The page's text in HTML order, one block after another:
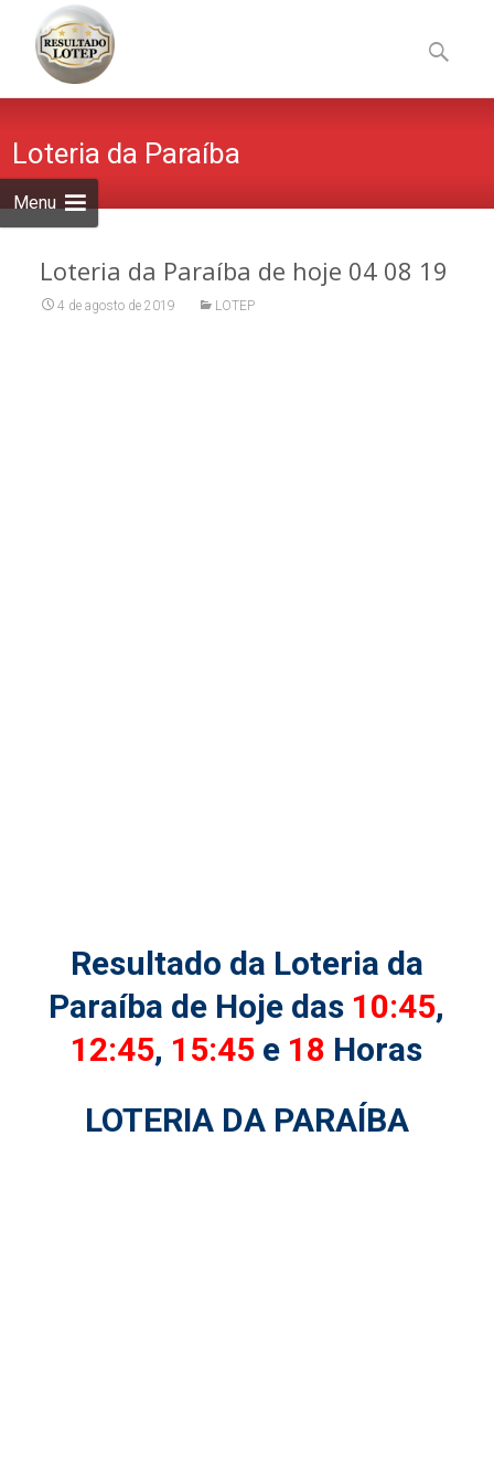
Menu
to
content
por:
Loteria da Paraíba
Loteria da Paraíba de hoje 04 08 19
4 de agosto de 2019 LOTEP
Resultado da Loteria da
Paraíba de Hoje das 10:45,
12:45, 15:45 e 18 Horas
LOTERIA DA PARAÍBA